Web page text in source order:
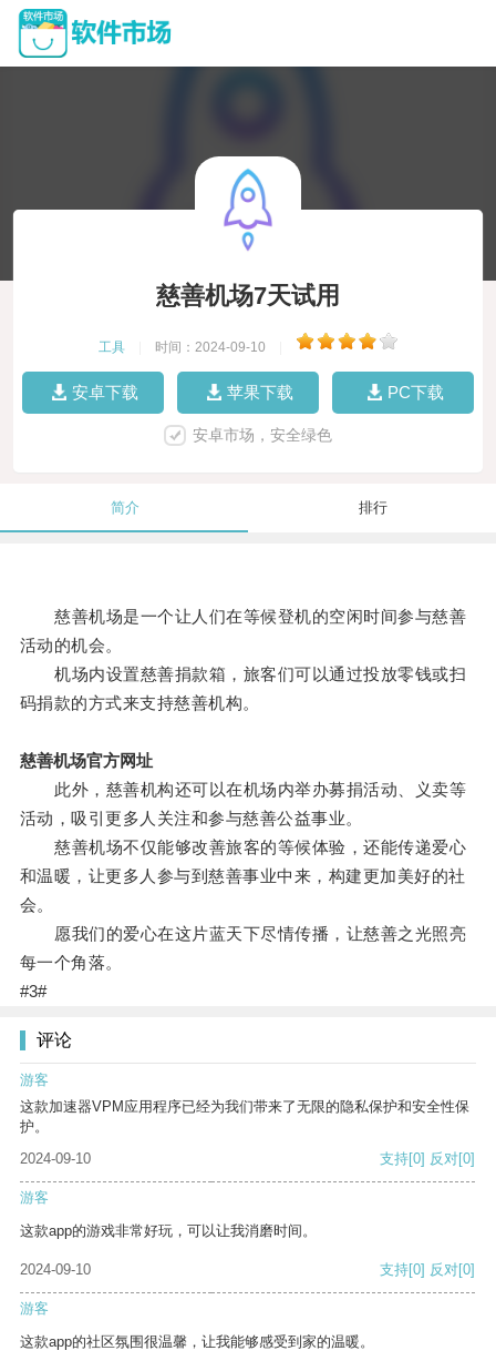
慈善机场7天试用
工具 时间：2024-09-10
安卓下载 苹果下载 PC下载
安卓市场，安全绿色
简介 排行
慈善机场是一个让人们在等候登机的空闲时间参与慈善
活动的机会。
机场内设置慈善捐款箱，旅客们可以通过投放零钱或扫
码捐款的方式来支持慈善机构。
慈善机场官方网址
此外，慈善机构还可以在机场内举办募捐活动、义卖等
活动，吸引更多人关注和参与慈善公益事业。
慈善机场不仅能够改善旅客的等候体验，还能传递爱心
和温暖，让更多人参与到慈善事业中来，构建更加美好的社
会。
愿我们的爱心在这片蓝天下尽情传播，让慈善之光照亮
每一个角落。
#3#
评论
游客
这款加速器VPM应用程序已经为我们带来了无限的隐私保护和安全性保
护。
2024-09-10
支持[0] 反对[0]
游客
这款app的游戏非常好玩，可以让我消磨时间。
2024-09-10 支持[0] 反对[0]
游客
这款app的社区氛围很温馨，让我能够感受到家的温暖。